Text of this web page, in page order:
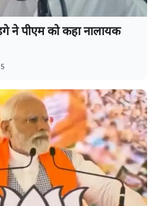
ने पीएम को कहा नालायक